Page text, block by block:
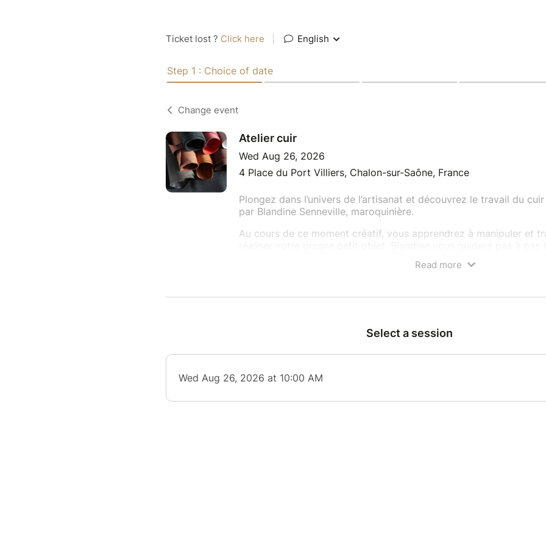
Ticket lost ? Click here English
Step 1 : Choice of date
Change event
Atelier cuir
Wed Aug 26, 2026
4 Place du Port Villiers, Chalon-sur-Saône, France
Plongez dans l’univers de l’artisanat et découvrez le travail du
par Blandine Senneville, maroquinière.
Au cours de ce moment créatif, vous apprendrez à manipuler et
Read more
Select a session
Wed Aug 26, 2026 at 10:00 AM